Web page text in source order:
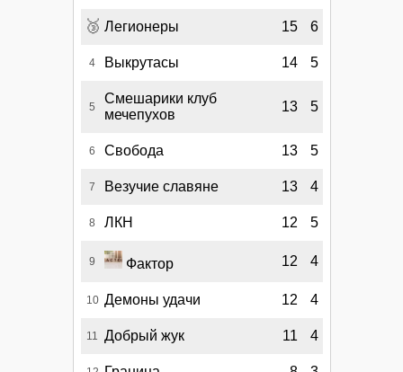
🥉 Легионеры 15 6
4 Выкрутасы 14 5
5
Смешарики клуб
мечепухов
13 5
6 Свобода 13 5
7 Везучие славяне 13 4
8 ЛКН 12 5
9 Фактор 12 4
10 Демоны удачи 12 4
11 Добрый жук 11 4